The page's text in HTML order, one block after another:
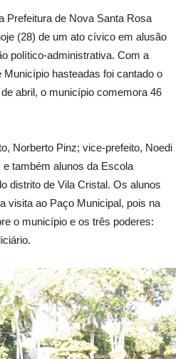
Prefeitura de Nova Santa Rosa
(28) de um ato cívico em alusão
político-administrativa. Com a
Município hasteadas foi cantado o
abril, o município comemora 46
Norberto Pinz; vice-prefeito, Noedi
também alunos da Escola
distrito de Vila Cristal. Os alunos
visita ao Paço Municipal, pois na
o município e os três poderes: